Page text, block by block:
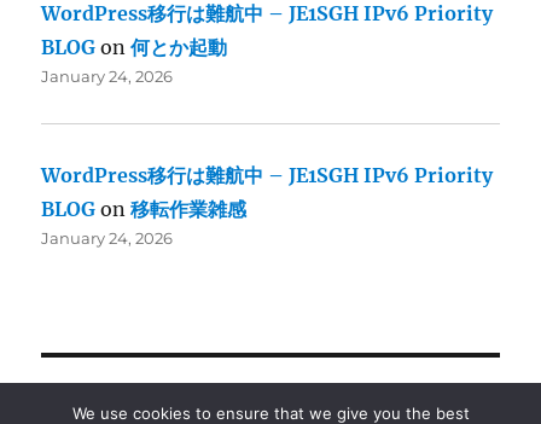
WordPress移行は難航中 – JE1SGH IPv6 Priority
BLOG on何とか起動
January 24, 2026
WordPress移行は難航中 – JE1SGH IPv6 Priority
BLOG on移転作業雑感
January 24, 2026
ON THIS DAY
We use cookies to ensure that we give you the best